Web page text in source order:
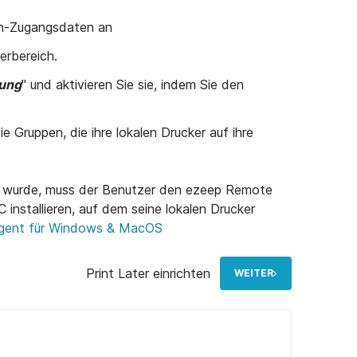
Zugangsdaten an
" und aktivieren Sie sie, indem Sie den
Gruppen, die ihre lokalen Drucker auf ihre
muss der Benutzer den ezeep Remote
auf dem seine lokalen Drucker
für Windows & MacOS
Print Later einrichten WEITER